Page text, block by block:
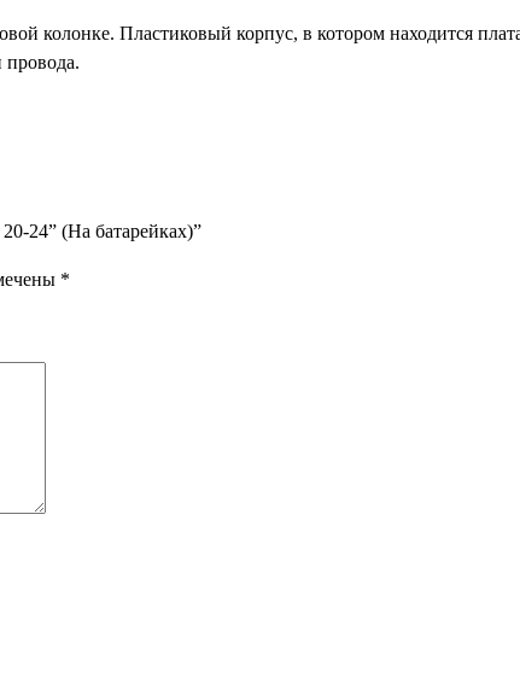
колонке. Пластиковый корпус, в котором находится
провода.
24” (На батарейках)”
*